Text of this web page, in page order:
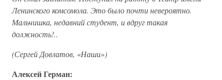
Ленинского комсомола. Это было почти невероятно.
Мальчишка, недавний студент, и вдруг такая
должность!..
(Сергей Довлатов, «Наши»)
Алексей Герман: